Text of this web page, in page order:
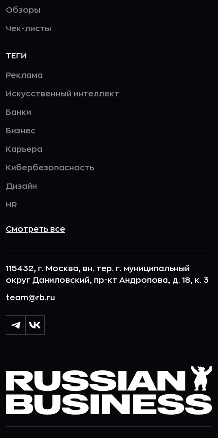
Обзоры
Чек-листы
ТЕГИ
Реклама
Искусственный интеллект
Банки
Бизнес
Карьера
Кибербезопасность
Дизайн
HR
Смотреть все
115432, г. Москва, вн. тер. г. муниципальный
округ Даниловский, пр-кт Андропова, д. 18, к. 3
team@rb.ru